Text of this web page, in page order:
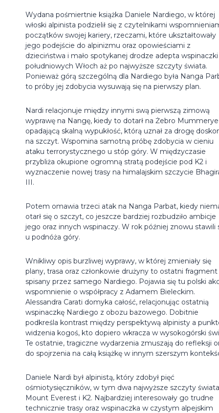
Wydana pośmiertnie książka Daniele Nardiego, w której
włoski alpinista podzielił się z czytelnikami
początków swojej kariery, rzeczami, które ukształtowały
jego podejście do alpinizmu oraz opowieściami z
dzieciństwa i mało spotykanej drodze adepta
południowych Włoch aż po najwyższe szczyty świata.
Ponieważ górą szczególną dla Nardiego była Nanga
to próby jej zdobycia wysuwają się na pierwszy plan.
Nardi relacjonuje między innymi swą pierwszą zimową
wyprawę na Nangę, kiedy to dotarł na Żebro
opadającą skalną wypukłość, którą uznał za drogę
na szczyt. Wspomina samotną próbę zdobycia w cieniu
ataku terrorystycznego u stóp góry. W międzyczasie
przybliża okupione ogromną stratą podejście pod K2 i
wyznaczenie nowej trasy na himalajskim szczycie
III.
Potem omawia trzeci atak na Nanga Parbat, kiedy
otarł się o szczyt, co jeszcze bardziej rozbudziło ambicje
jego oraz innych wspinaczy. W rok później znowu stawili
u podnóża góry.
Wnikliwy opis burzliwej wyprawy, w której zmieniały się
plany, trasa oraz członkowie drużyny to ostatni fragment
spisany przez samego Nardiego. Pojawia się tu polski
wspomnienie o współpracy z Adamem Bieleckim.
Alessandra Carati domyka całość, relacjonując ostatnią
wspinaczkę Nardiego z obozu bazowego. Dobitnie
podkreśla kontrast między perspektywą alpinisty a
widzenia kogoś, kto dopiero wkracza w wysokogórski
Te ostatnie, tragiczne wydarzenia zmuszają do refleksji
do spojrzenia na całą książkę w innym szerszym
Daniele Nardi był alpinistą, który zdobył pięć
ośmiotysięczników, w tym dwa najwyższe szczyty
Mount Everest i K2. Najbardziej interesowały go trudne
technicznie trasy oraz wspinaczka w czystym alpejskim